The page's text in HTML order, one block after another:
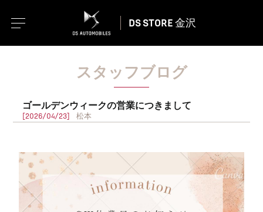
DS STORE 金沢
スタッフブログ
ゴールデンウィークの営業につきまして
[2026/04/23] 松本